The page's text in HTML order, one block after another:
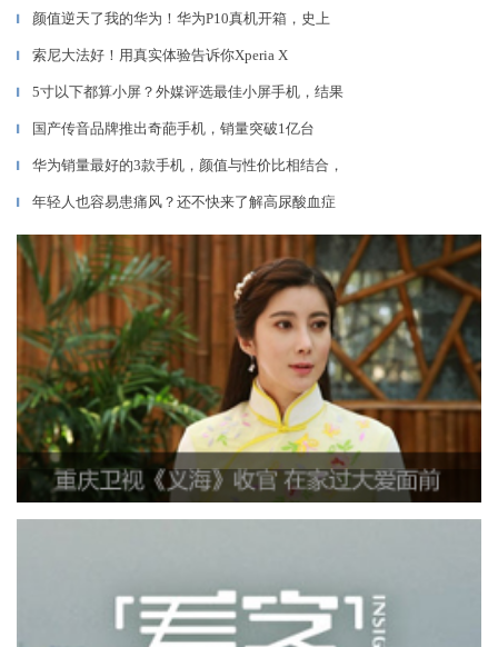
▎ 颜值逆天了我的华为！华为P10真机开箱，史上
▎ 索尼大法好！用真实体验告诉你Xperia X
▎ 5寸以下都算小屏？外媒评选最佳小屏手机，结果
▎ 国产传音品牌推出奇葩手机，销量突破1亿台
▎ 华为销量最好的3款手机，颜值与性价比相结合，
▎ 年轻人也容易患痛风？还不快来了解高尿酸血症